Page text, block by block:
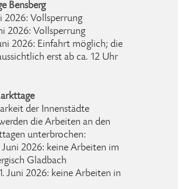
Bensberg
2026: Vollsperrung
2026: Vollsperrung
2026: Einfahrt möglich; die
erst ab ca. 12 Uhr
der Innenstädte
die Arbeiten an den
unterbrochen:
2026: keine Arbeiten im
Gladbach
Juni 2026: keine Arbeiten in